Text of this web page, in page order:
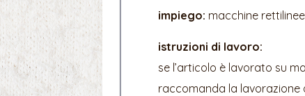
impiego: macchine
istruzioni di lavoro:
se l’articolo è lavorato su
raccomanda la lavorazione